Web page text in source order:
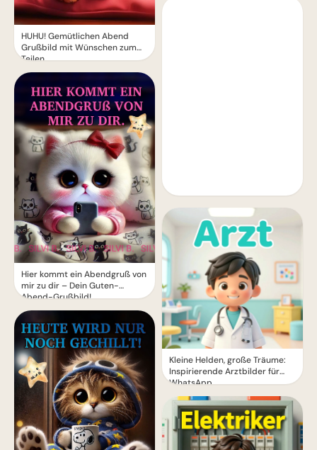
HUHU! Gemütlichen Abend
Grußbild mit Wünschen zum
Teilen
Hier kommt ein Abendgruß von
mir zu dir – Dein Guten-
Abend-Grußbild!
Kleine Helden, große Träume:
Inspirierende Arztbilder für
WhatsApp.